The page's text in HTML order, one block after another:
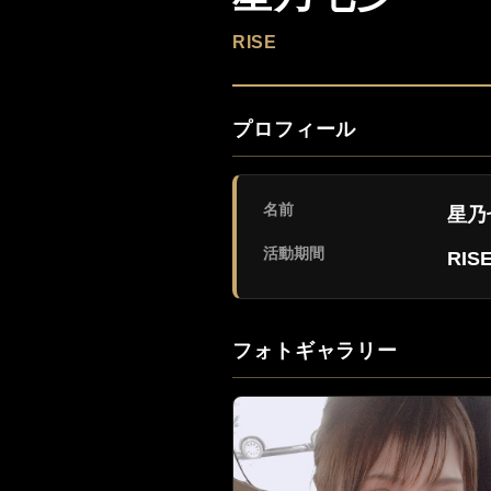
RISE
プロフィール
名前 星乃
活動期間
フォトギャラリー